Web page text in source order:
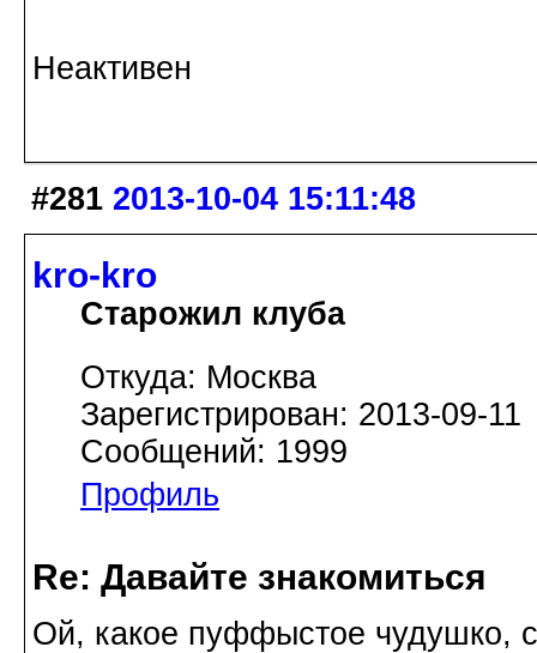
Неактивен
#281 2013-10-04 15:11:48
kro-kro
Старожил клуба
Откуда: Москва
Зарегистрирован: 2013-09-11
Сообщений: 1999
Профиль
Re: Давайте знакомиться
Ой, какое пуффыстое чудушко,